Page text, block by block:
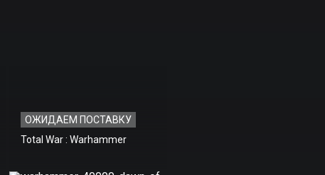
ОЖИДАЕМ ПОСТАВКУ
Total War : Warhammer